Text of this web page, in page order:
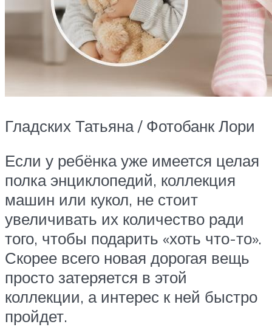
Гладских Татьяна / Фотобанк Лори
Если у ребёнка уже имеется целая
полка энциклопедий, коллекция
машин или кукол, не стоит
увеличивать их количество ради
того, чтобы подарить «хоть что-то».
Скорее всего новая дорогая вещь
просто затеряется в этой
коллекции, а интерес к ней быстро
пройдет.